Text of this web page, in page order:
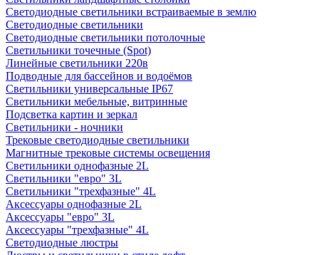
Светодиодные светильники встраиваемые в землю
Светодиодные светильники
Светодиодные светильники потолочные
Светильники точечные (Spot)
Линейные светильники 220в
Подводные для бассейнов и водоёмов
Светильники универсальные IP67
Светильники мебельные, витринные
Подсветка картин и зеркал
Светильники - ночники
Трековые светодиодные светильники
Магнитные трековые системы освещения
Светильники однофазные 2L
Светильники "евро" 3L
Светильники "трехфазные" 4L
Аксессуары однофазные 2L
Аксессуары "евро" 3L
Аксессуары "трехфазные" 4L
Светодиодные люстры